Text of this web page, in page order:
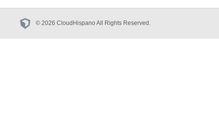
© 2026 CloudHispano All Rights Reserved.